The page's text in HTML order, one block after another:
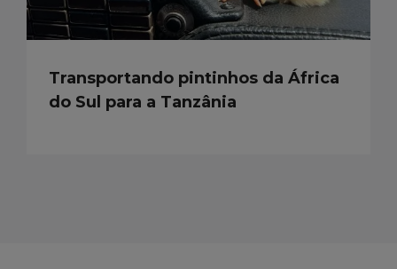
Transportando pintinhos da África
do Sul para a Tanzânia